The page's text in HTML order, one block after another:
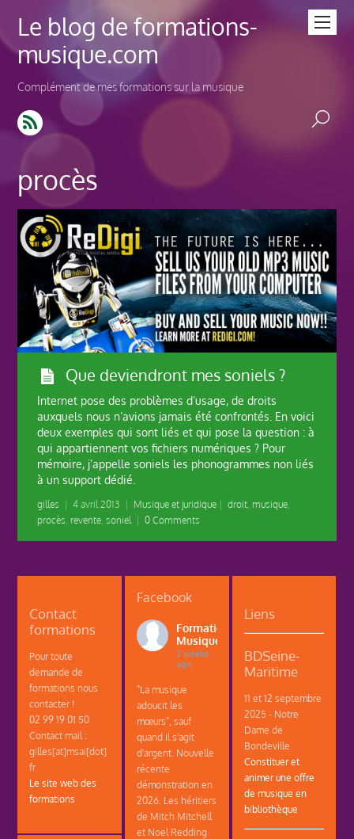
Le blog de formations-
musique.com
Complément de mes formations sur la musique
procès
Que deviendront mes soniels ?
Internet pose des problèmes d’usage, de droits
auxquels nous n’avions jamais été confrontés. En voici
deux exemples qui sont liés et qui pose la question : à
qui appartiennent vos fichiers numériques ? Pour
mémoire, j’appelle soniels les phonogrammes non liés
à un support dédié.
gilles 4 avril 2013 Musique et juridique droit musique
procès revente soniel 0 Comments
Contact
formations
Pour toute
demande de
formations nous
contacter !
02 99 19 01 50
Contact mail :
gilles[at]msai[dot]
fr
Le site web des
formations
Facebook
Formations
Musique
2 weeks
ago
"La musique
adoucit les
mœurs", sauf
quand il s'agit
d'argent. Nouvelle
récente
démonstration en
2026. Les héritiers
de Mitch Mitchell
et Noel Redding
Liens
BDSeine-
Maritime
11 et 12 septembre
2025 - Notre
Dame de
Bondeville
Constituer et
animer une offre
de musique en
bibliothèque